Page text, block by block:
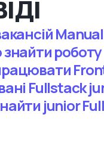
Fullstack
junior